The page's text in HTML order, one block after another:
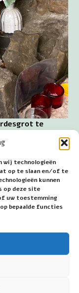
wij technologieën
op te slaan en/of te
kunnen
op deze site
uw toestemming
bepaalde functies
te
Lourdesgrot op
Nut Beogende
financieel
aantrekkelijk.
2025